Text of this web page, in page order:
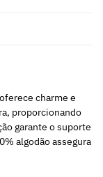
charme e
proporcionando
garante o suporte
algodão assegura